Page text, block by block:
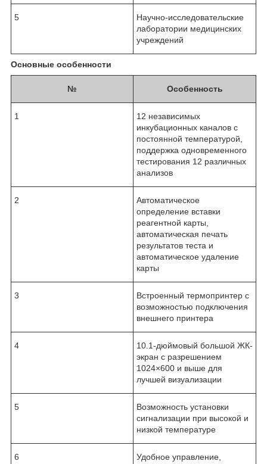
5
Научно-исследовательские
лаборатории медицинских
учреждений
Основные особенности
№ Особенность
1
12 независимых
инкубационных каналов с
постоянной температурой,
поддержка одновременного
тестирования 12 различных
анализов
2
Автоматическое
определение вставки
реагентной карты,
автоматическая печать
результатов теста и
автоматическое удаление
карты
3
Встроенный термопринтер с
возможностью подключения
внешнего принтера
4
10.1-дюймовый большой ЖК-
экран с разрешением
1024×600 и выше для
лучшей визуализации
5
Возможность установки
сигнализации при высокой и
низкой температуре
6
Удобное управление,